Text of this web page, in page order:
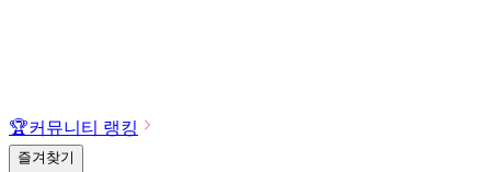
🏆커뮤니티 랭킹
즐겨찾기